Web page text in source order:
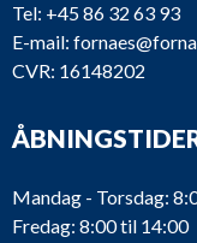
Tel: +45 86 32 63 93
E-mail:
CVR: 16148202
Mandag - Torsdag:
Fredag: 8:00 til 14:00